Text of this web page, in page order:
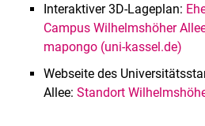
Interaktiver 3D-Lageplan:
Campus Wilhelmshöher
mapongo (uni-kassel.de)
Webseite des
Allee: Standort